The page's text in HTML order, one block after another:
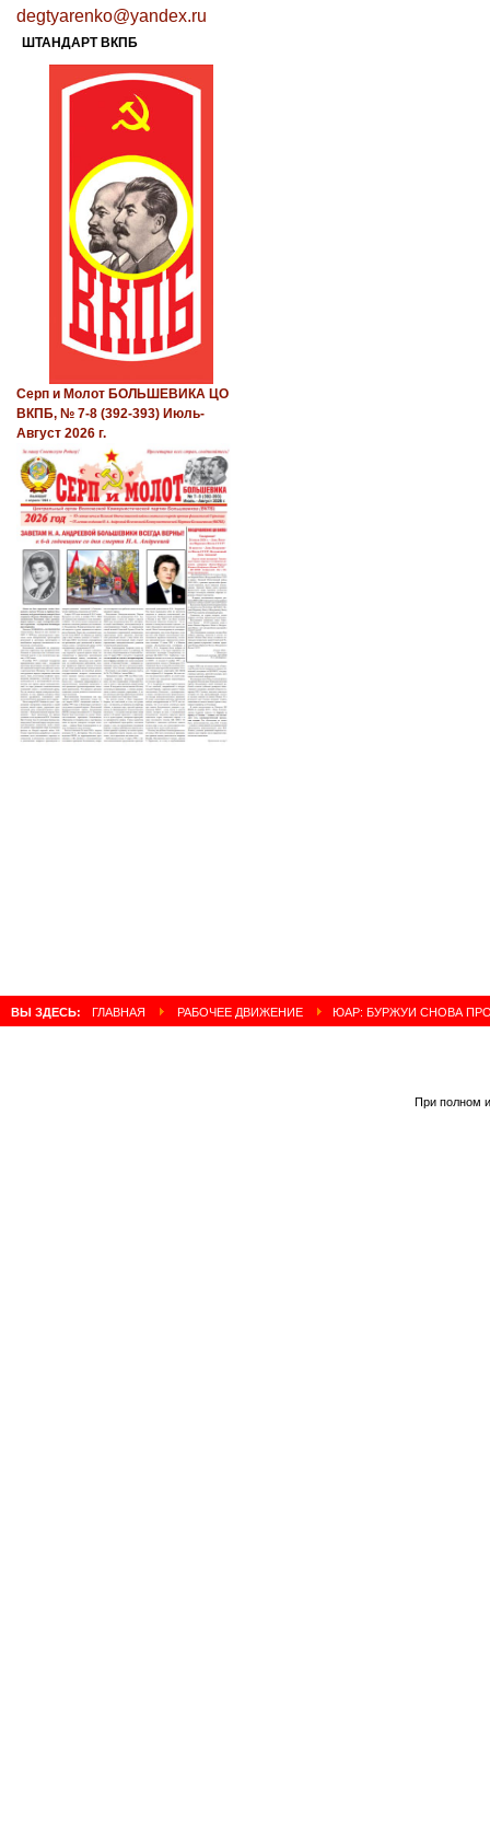
degtyarenko@yandex.ru
ШТАНДАРТ ВКПБ
Серп и Молот БОЛЬШЕВИКА ЦО
ВКПБ, № 7-8 (392-393) Июль-
Август 2026 г.
ВЫ ЗДЕСЬ: ГЛАВНАЯ РАБОЧЕЕ ДВИЖЕНИЕ ЮАР: БУРЖУИ СНОВА
При полном